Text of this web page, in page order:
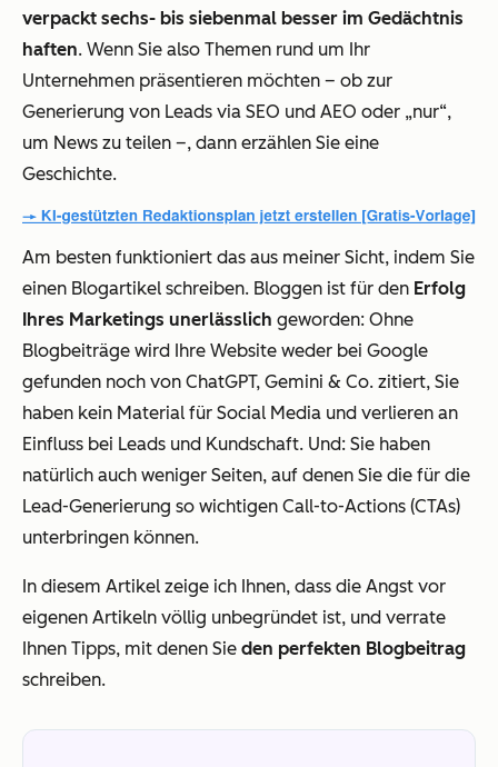
verpackt sechs- bis siebenmal besser im Gedächtnis
haften. Wenn Sie also Themen rund um Ihr
Unternehmen präsentieren möchten – ob zur
Generierung von Leads via SEO und AEO oder „nur“,
um News zu teilen –, dann erzählen Sie eine
Geschichte.
Am besten funktioniert das aus meiner Sicht, indem Sie
einen Blogartikel schreiben. Bloggen ist für den Erfolg
Ihres Marketings unerlässlich geworden: Ohne
Blogbeiträge wird Ihre Website weder bei Google
gefunden noch von ChatGPT, Gemini & Co. zitiert, Sie
haben kein Material für Social Media und verlieren an
Einfluss bei Leads und Kundschaft. Und: Sie haben
natürlich auch weniger Seiten, auf denen Sie die für die
Lead-Generierung so wichtigen Call-to-Actions (CTAs)
unterbringen können.
In diesem Artikel zeige ich Ihnen, dass die Angst vor
eigenen Artikeln völlig unbegründet ist, und verrate
Ihnen Tipps, mit denen Sie den perfekten Blogbeitrag
schreiben.